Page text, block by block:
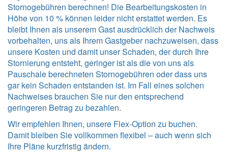
Stornogebühren berechnen! Die Bearbeitungskosten in
Höhe von 10 % können leider nicht erstattet werden. Es
bleibt Ihnen als unserem Gast ausdrücklich der Nachweis
vorbehalten, uns als Ihrem Gastgeber nachzuweisen, dass
unsere Kosten und damit unser Schaden, der durch Ihre
Stornierung entsteht, geringer ist als die von uns als
Pauschale berechneten Stornogebühren oder dass uns
gar kein Schaden entstanden ist. Im Fall eines solchen
Nachweises brauchen Sie nur den entsprechend
geringeren Betrag zu bezahlen.
Wir empfehlen Ihnen, unsere Flex-Option zu buchen.
Damit bleiben Sie vollkommen flexibel – auch wenn sich
Ihre Pläne kurzfristig ändern.